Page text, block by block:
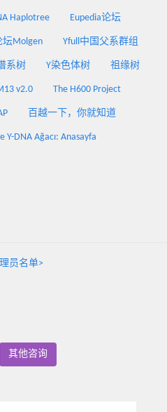
Haplotree Eupedia论坛
Molgen Yfull中国父系群组
系树 Y染色体树 祖缘树
v2.0 The H600 Project
百越一下，你就知道
Y-DNA Ağacı: Anasayfa
员名单>
其他咨询